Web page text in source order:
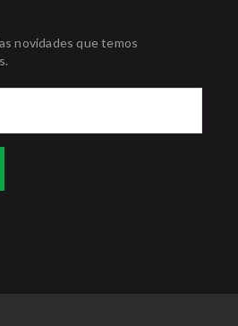
novidades que temos